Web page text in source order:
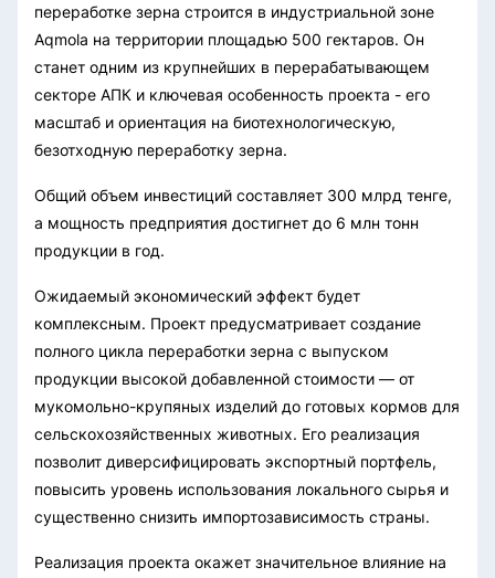
переработке зерна строится в индустриальной зоне
Aqmola на территории площадью 500 гектаров. Он
станет одним из крупнейших в перерабатывающем
секторе АПК и ключевая особенность проекта - его
масштаб и ориентация на биотехнологическую,
безотходную переработку зерна.
Общий объем инвестиций составляет 300 млрд тенге,
а мощность предприятия достигнет до 6 млн тонн
продукции в год.
Ожидаемый экономический эффект будет
комплексным. Проект предусматривает создание
полного цикла переработки зерна с выпуском
продукции высокой добавленной стоимости — от
мукомольно-крупяных изделий до готовых кормов для
сельскохозяйственных животных. Его реализация
позволит диверсифицировать экспортный портфель,
повысить уровень использования локального сырья и
существенно снизить импортозависимость страны.
Реализация проекта окажет значительное влияние на